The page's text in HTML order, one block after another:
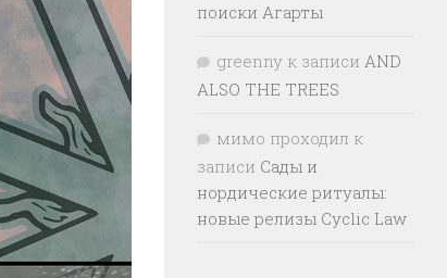
поиски Агарты
greenny к записи AND
ALSO THE TREES
мимо проходил к
записи Сады и
нордические ритуалы:
новые релизы Cyclic Law